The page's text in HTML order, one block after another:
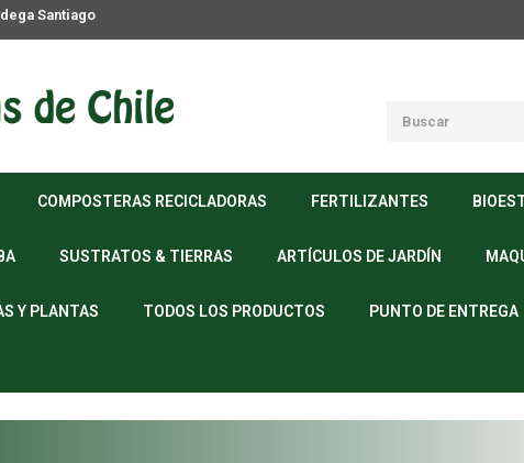
Santiago
COMPOSTERAS RECICLADORAS FERTILIZANTES
SUSTRATOS & TIERRAS ARTÍCULOS DE JARDÍN
Y PLANTAS TODOS LOS PRODUCTOS PUNTO DE ENTREGA